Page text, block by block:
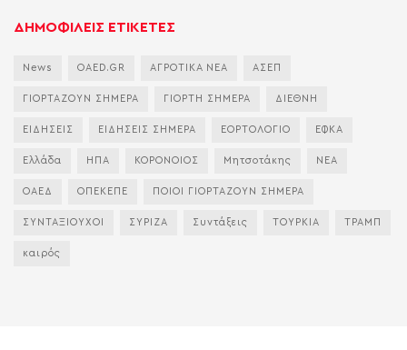
ΔΗΜΟΦΙΛΕΙΣ ΕΤΙΚΕΤΕΣ
News OAED.GR ΑΓΡΟΤΙΚΑ ΝΕΑ ΑΣΕΠ
ΓΙΟΡΤΑΖΟΥΝ ΣΗΜΕΡΑ ΓΙΟΡΤΗ ΣΗΜΕΡΑ ΔΙΕΘΝΗ
ΕΙΔΗΣΕΙΣ ΕΙΔΗΣΕΙΣ ΣΗΜΕΡΑ ΕΟΡΤΟΛΟΓΙΟ ΕΦΚΑ
Ελλάδα ΗΠΑ ΚΟΡΟΝΟΙΟΣ Μητσοτάκης ΝΕΑ
ΟΑΕΔ ΟΠΕΚΕΠΕ ΠΟΙΟΙ ΓΙΟΡΤΑΖΟΥΝ ΣΗΜΕΡΑ
ΣΥΝΤΑΞΙΟΥΧΟΙ ΣΥΡΙΖΑ Συντάξεις ΤΟΥΡΚΙΑ ΤΡΑΜΠ
καιρός